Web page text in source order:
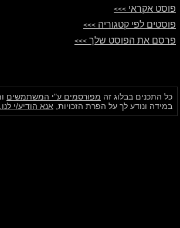
פוסט אקראי >>>
פוסטים לפי קטגוריה >>>
פרסם את הפוסט שלך >>>
כל התכנים בבלוג זה מפורסמים ע"י המשתמשים
במידה ונודע לך על הפרת הזכויות, אנא הודיע/י לנו.